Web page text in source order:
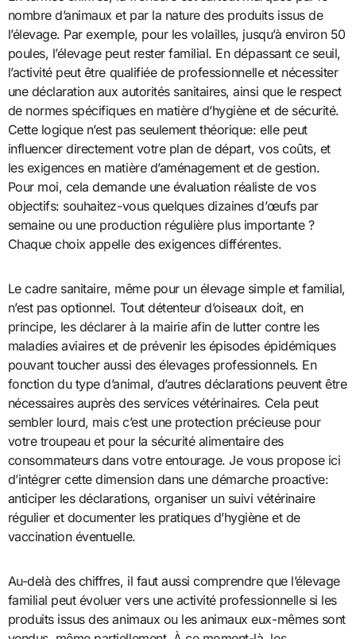
nombre d’animaux et par la nature des produits issus de
l’élevage. Par exemple, pour les volailles, jusqu’à environ 50
poules, l’élevage peut rester familial. En dépassant ce seuil,
l’activité peut être qualifiée de professionnelle et nécessiter
une déclaration aux autorités sanitaires, ainsi que le respect
de normes spécifiques en matière d’hygiène et de sécurité.
Cette logique n’est pas seulement théorique: elle peut
influencer directement votre plan de départ, vos coûts, et
les exigences en matière d’aménagement et de gestion.
Pour moi, cela demande une évaluation réaliste de vos
objectifs: souhaitez-vous quelques dizaines d’œufs par
semaine ou une production régulière plus importante ?
Chaque choix appelle des exigences différentes.
Le cadre sanitaire, même pour un élevage simple et familial,
n’est pas optionnel. Tout détenteur d’oiseaux doit, en
principe, les déclarer à la mairie afin de lutter contre les
maladies aviaires et de prévenir les épisodes épidémiques
pouvant toucher aussi des élevages professionnels. En
fonction du type d’animal, d’autres déclarations peuvent être
nécessaires auprès des services vétérinaires. Cela peut
sembler lourd, mais c’est une protection précieuse pour
votre troupeau et pour la sécurité alimentaire des
consommateurs dans votre entourage. Je vous propose ici
d’intégrer cette dimension dans une démarche proactive:
anticiper les déclarations, organiser un suivi vétérinaire
régulier et documenter les pratiques d’hygiène et de
vaccination éventuelle.
Au-delà des chiffres, il faut aussi comprendre que l’élevage
familial peut évoluer vers une activité professionnelle si les
produits issus des animaux ou les animaux eux-mêmes sont